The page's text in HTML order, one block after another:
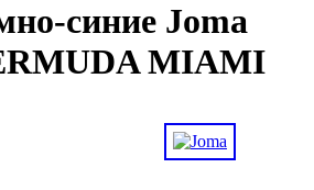
синие Joma
MIAMI